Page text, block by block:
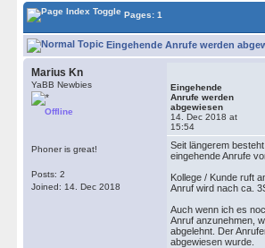
Pages: 1
Eingehende Anrufe werden
Marius Kn
YaBB Newbies
Offline
Phoner is great!
Posts: 2
Joined: 14. Dec 2018
Eingehende
Anrufe werden
abgewiesen
14. Dec 2018 at
15:54
Seit längerem
eingehende Anrufe
Kollege / Kunde ruft
Anruf wird nach ca.
Auch wenn ich es
Anruf anzunehmen,
abgelehnt. Der
abgewiesen wurde.